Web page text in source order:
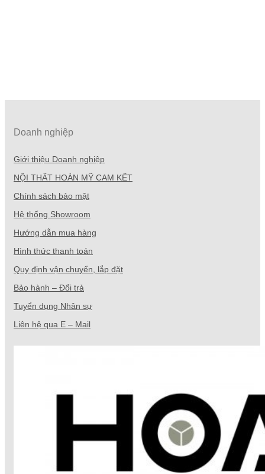
Doanh nghiệp
Giới thiệu Doanh nghiệp
NỘI THẤT HOÀN MỸ CAM KẾT
Chính sách bảo mật
Hệ thống Showroom
Hướng dẫn mua hàng
Hình thức thanh toán
Quy định vận chuyển, lắp đặt
Bảo hành – Đổi trả
Tuyển dụng Nhân sự
Liên hệ qua E – Mail